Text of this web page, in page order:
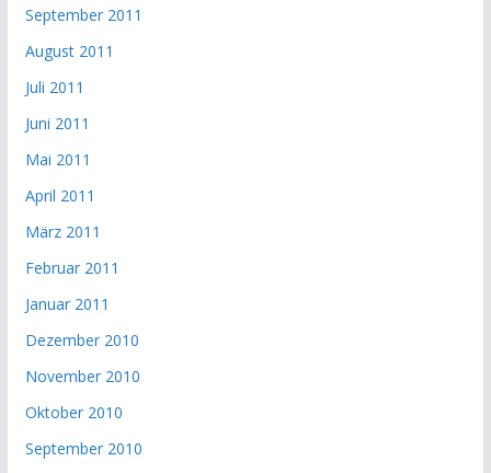
September 2011
August 2011
Juli 2011
Juni 2011
Mai 2011
April 2011
März 2011
Februar 2011
Januar 2011
Dezember 2010
November 2010
Oktober 2010
September 2010